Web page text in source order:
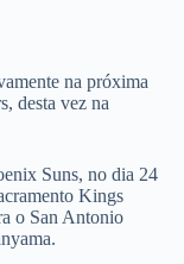
na próxima
desta vez na
Suns, no dia 24
Kings
o San Antonio